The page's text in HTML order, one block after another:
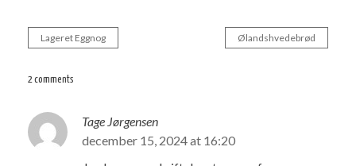
Indlægsnavigation
Lageret Eggnog Ølandshvedebrød
2 comments
Tage Jørgensen
december 15, 2024 at 16:20